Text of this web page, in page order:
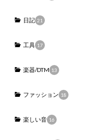
日記 21
工具 17
楽器/DTM 13
ファッション 18
楽しい音 16